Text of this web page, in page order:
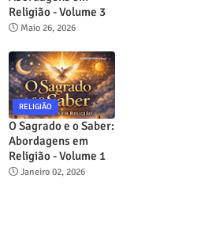
Religião - Volume 3
Maio 26, 2026
RELIGIÃO
O Sagrado e o Saber:
Abordagens em
Religião - Volume 1
Janeiro 02, 2026